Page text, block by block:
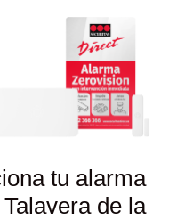
tu alarma
de la